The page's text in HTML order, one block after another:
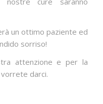
un ottimo paziente ed
sorriso!
attenzione e per la
darci.